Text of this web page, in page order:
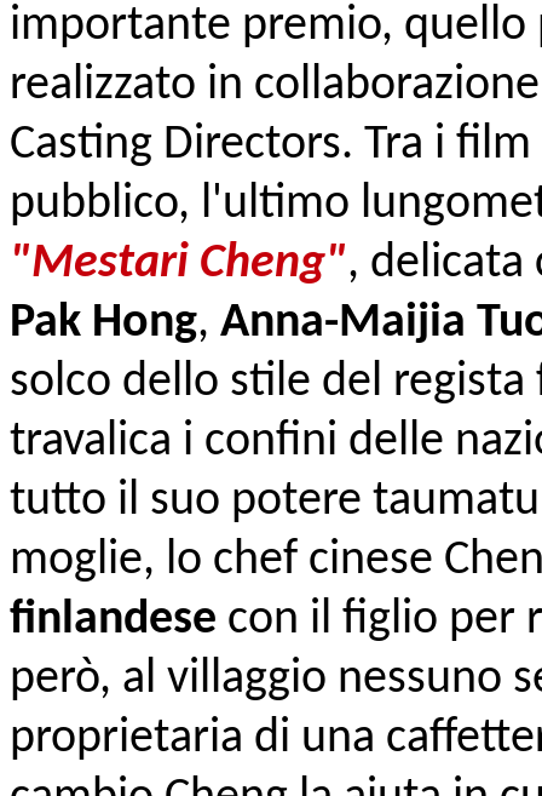
importante premio,
realizzato in
Casting Directors. Tra i
pubblico, l'ultimo
"Mestari Cheng",
Pak Hong, Anna-Maijia
solco dello stile del
travalica i confini delle
tutto il suo potere
moglie, lo chef cinese
finlandese con il figlio per
però, al villaggio nessuno
proprietaria di una